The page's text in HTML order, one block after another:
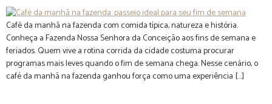
Café da manhã na fazenda com comida típica, natureza e história.
Conheça a Fazenda Nossa Senhora da Conceição aos fins de semana e
feriados. Quem vive a rotina corrida da cidade costuma procurar
programas mais leves quando o fim de semana chega. Nesse cenário, o
café da manhã na fazenda ganhou força como uma experiência […]